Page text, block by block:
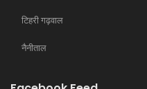
टिहरी गढ़वाल
नैनीताल